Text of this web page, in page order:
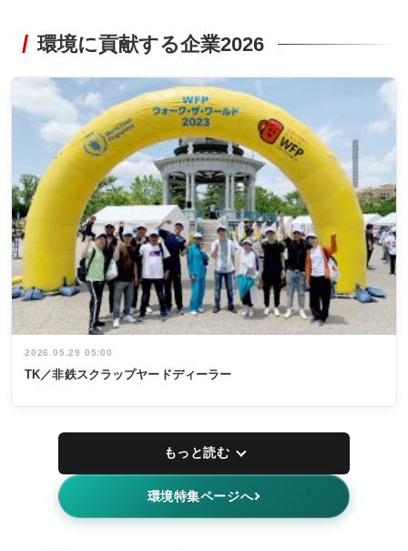
環境に貢献する企業2026
2026.05.29 05:00
TK／非鉄スクラップヤードディーラー
もっと読む
環境特集ページへ